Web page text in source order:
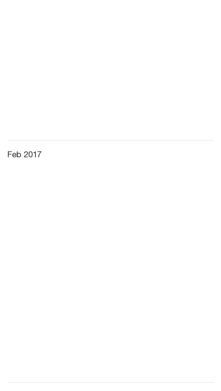
Feb 2017